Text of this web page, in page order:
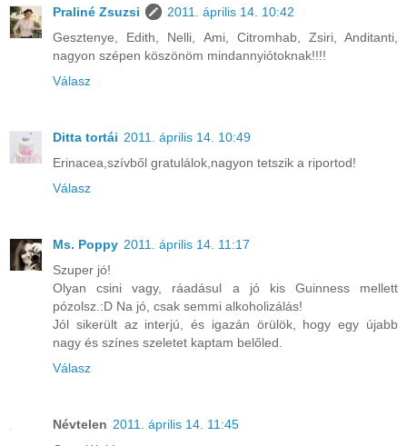
Praliné Zsuzsi
2011. április 14. 10:42
Gesztenye, Edith, Nelli, Ami, Citromhab, Zsiri, Anditanti,
nagyon szépen köszönöm mindannyiótoknak!!!!
Válasz
Ditta tortái 2011. április 14. 10:49
Erinacea,szívből gratulálok,nagyon tetszik a riportod!
Válasz
Ms. Poppy 2011. április 14. 11:17
Szuper jó!
Olyan csini vagy, ráadásul a jó kis Guinness mellett
pózolsz.:D Na jó, csak semmi alkoholizálás!
Jól sikerült az interjú, és igazán örülök, hogy egy újabb
nagy és színes szeletet kaptam belőled.
Válasz
Névtelen 2011. április 14. 11:45